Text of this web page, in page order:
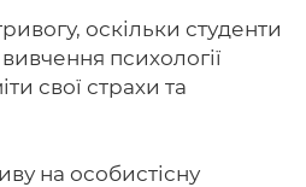
оскільки студенти
психології
свої страхи та
на особистісну